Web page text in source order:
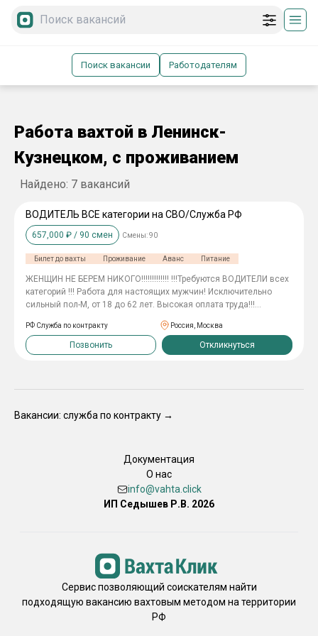
Поиск вакансии Работодателям
Работа вахтой в Ленинск-
Кузнецком, с проживанием
Найдено: 7 вакансий
ВОДИТЕЛЬ ВСЕ категории на СВО/Служба РФ
657,000 ₽ / 90 смен Смены:90
Билет до вахты Проживание Аванс Питание
ЖЕНЩИН НЕ БЕРЕМ НИКОГО!!!!!!!!!!!!! !!!Требуются ВОДИТЕЛИ всех
категорий !!! Работа для настоящих мужчин! Исключительно
сильный пол-М, от 18 до 62 лет. Высокая оплата труда!!!
одежду выдаем. -Проживанием и питанием обеспечиваем.
-Покупаем билеты из любого города до нас до места
оформления. Оставляйте свой отклик и контактный номер
РФ Служба по контракту Россия, Москва
Позвонить Откликнуться
Вакансии: служба по контракту →
Документация
О нас
info@vahta.click
ИП Седышев Р.В. 2026
Сервис позволяющий соискателям найти
подходящую вакансию вахтовым методом на территории
РФ